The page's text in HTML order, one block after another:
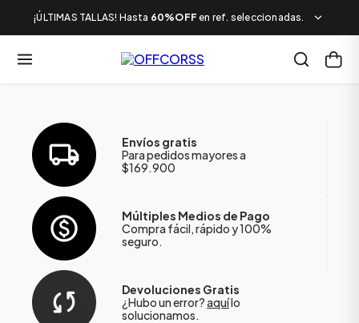
¡ÚLTIMAS TALLAS! Hasta 60%OFF en ref. seleccionadas.
Envíos gratis
Para pedidos mayores a
$169.900
Múltiples Medios de Pago
Compra fácil, rápido y 100%
seguro.
Devoluciones Gratis
¿Hubo un error?aquílo
solucionamos.